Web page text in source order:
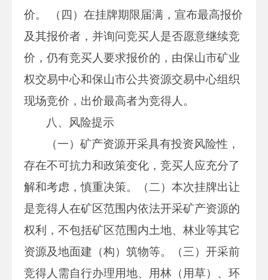
价。 （四）在挂牌期限届满，宣布最高报价
及其报价者，并询问竞买人是否愿意继续竞
价，仍有竞买人要求报价的，由保山市矿业
权交易中心和保山市公共资源交易中心组织
现场竞价，出价最高者为竞得人。
八、风险提示
（一）矿产资源开采具有投资风险性，
存在不可抗力和政策变化，竞买人应充分了
解和考虑，慎重决策。（二）本次挂牌出让
是竞得人在矿区范围内依法开采矿产资源的
权利，不包括矿区范围内土地、林业等其它
资源及地面建（构）筑物等。（三）开采前
竞得人需自行办理用地、用林（用草）、环